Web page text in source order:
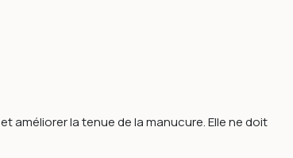
améliorer la tenue de la manucure. Elle ne doit